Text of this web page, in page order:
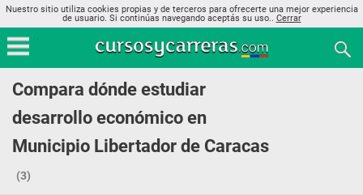
Nuestro sitio utiliza cookies propias y de terceros para ofrecerte una mejor experiencia
de usuario. Si continúas navegando aceptás su uso.. Cerrar
Compara dónde estudiar
desarrollo económico en
Municipio Libertador de Caracas
(3)